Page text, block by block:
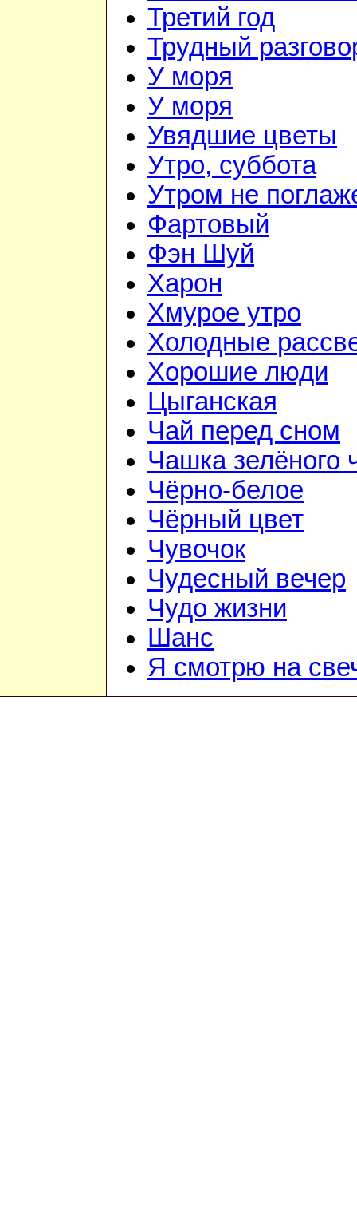
Третий год
Трудный
У моря
У моря
Увядшие цветы
Утро, суббота
Утром не
Фартовый
Фэн Шуй
Харон
Хмурое утро
Холодные
Хорошие люди
Цыганская
Чай перед сном
Чашка зелёного
Чёрно-белое
Чёрный цвет
Чувочок
Чудесный вечер
Чудо жизни
Шанс
Я смотрю на